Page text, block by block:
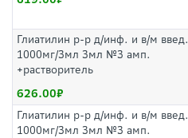
Глиатилин р-р д/инф. и в/м введ.
1000мг/3мл 3мл №3 амп.
+растворитель
626.00
Глиатилин р-р д/инф. и в/м введ.
1000мг/3мл 3мл №3 амп.